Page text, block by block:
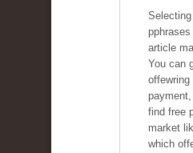
article
You can
offewring
payment,
find free
market
which